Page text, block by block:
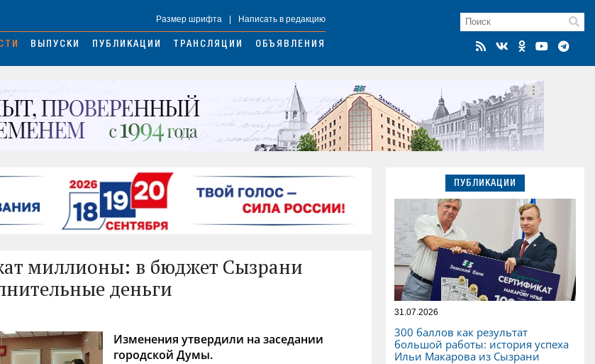
Размер шрифта Написать в редакцию
ВЫПУСКИ ПУБЛИКАЦИИ ТРАНСЛЯЦИИ ОБЪЯВЛЕНИЯ
миллионы: в бюджет Сызрани
деньги
Изменения утвердили на заседании
городской Думы.
ПУБЛИКАЦИИ
31.07.2026
300 баллов как результат
большой работы: история успеха
Ильи Макарова из Сызрани